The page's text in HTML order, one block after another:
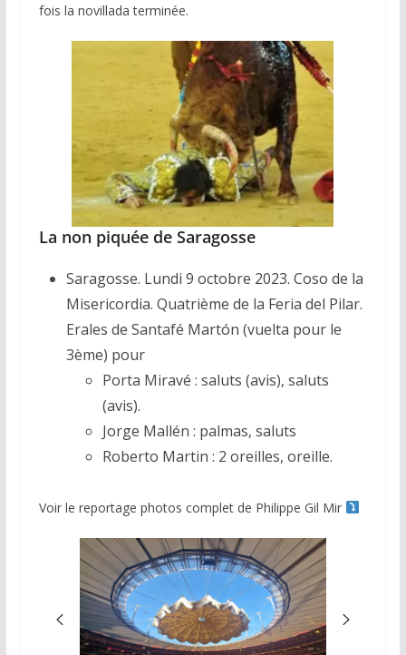
fois la novillada terminée.
La non piquée de Saragosse
Saragosse. Lundi 9 octobre 2023. Coso de la
Misericordia. Quatrième de la Feria del Pilar.
Erales de Santafé Martón (vuelta pour le
3ème) pour
Porta Miravé : saluts (avis), saluts
(avis).
Jorge Mallén : palmas, saluts
Roberto Martin : 2 oreilles, oreille.
Voir le reportage photos complet de Philippe Gil Mir